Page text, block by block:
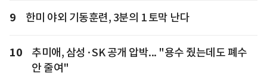
9 한미 야외 기동훈련, 3분의 1 토막 난다
10
추미애, 삼성·SK 공개 압박... "용수 줬는데도 폐수
안 줄여"